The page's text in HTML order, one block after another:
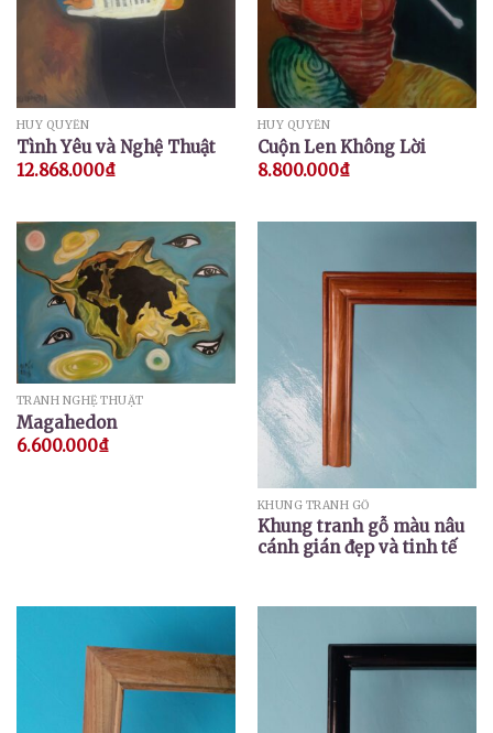
HUY QUYỂN
Tình Yêu và Nghệ Thuật
12.868.000₫
HUY QUYỂN
Cuộn Len Không Lời
8.800.000₫
TRANH NGHỆ THUẬT
Magahedon
6.600.000₫
KHUNG TRANH GỖ
Khung tranh gỗ màu nâu
cánh gián đẹp và tinh tế